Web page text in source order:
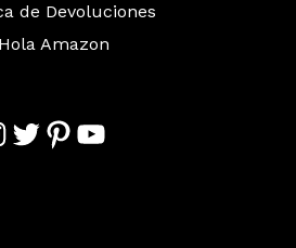
de Devoluciones
Hola Amazon
Instagram
Twitter
Pinterest